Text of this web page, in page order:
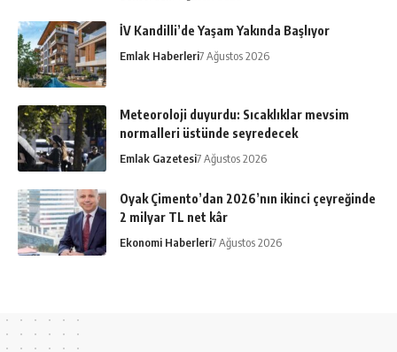
İV Kandilli’de Yaşam Yakında Başlıyor
Emlak Haberleri7 Ağustos 2026
Meteoroloji duyurdu: Sıcaklıklar mevsim
normalleri üstünde seyredecek
Emlak Gazetesi7 Ağustos 2026
Oyak Çimento’dan 2026’nın ikinci çeyreğinde
2 milyar TL net kâr
Ekonomi Haberleri7 Ağustos 2026